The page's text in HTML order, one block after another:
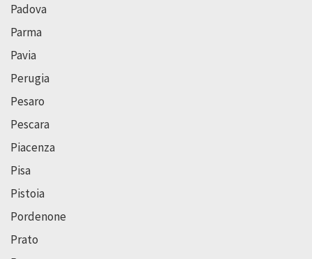
Padova
Parma
Pavia
Perugia
Pesaro
Pescara
Piacenza
Pisa
Pistoia
Pordenone
Prato